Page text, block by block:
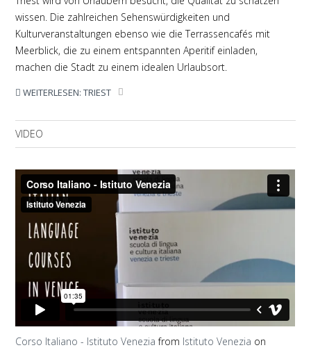
wissen. Die zahlreichen Sehenswürdigkeiten und
Kulturveranstaltungen ebenso wie die Terrassencafés mit
Meerblick, die zu einem entspannten Aperitif einladen,
machen die Stadt zu einem idealen Urlaubsort.
WEITERLESEN: TRIEST
VIDEO
Corso Italiano - Istituto Venezia from Istituto Venezia on